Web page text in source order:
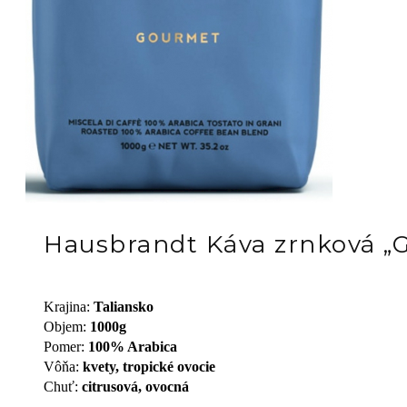
Hausbrandt Káva zrnková
Krajina: Taliansko
Objem: 1000g
Pomer: 100% Arabica
Vôňa: kvety, tropické ovocie
Chuť: citrusová, ovocná